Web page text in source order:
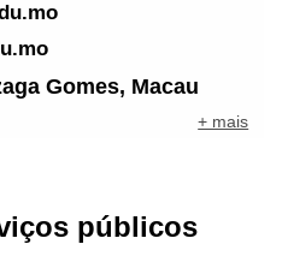
Gomes, Macau
+ mais
públicos